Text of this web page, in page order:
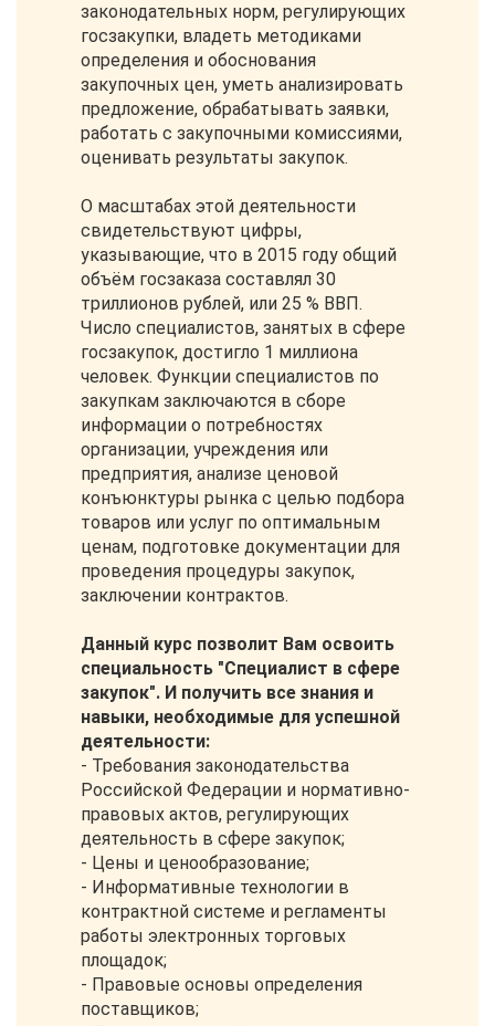
законодательных норм, регулирующих
госзакупки, владеть методиками
определения и обоснования
закупочных цен, уметь анализировать
предложение, обрабатывать заявки,
работать с закупочными комиссиями,
оценивать результаты закупок.
О масштабах этой деятельности
свидетельствуют цифры,
указывающие, что в 2015 году общий
объём госзаказа составлял 30
триллионов рублей, или 25 % ВВП.
Число специалистов, занятых в сфере
госзакупок, достигло 1 миллиона
человек. Функции специалистов по
закупкам заключаются в сборе
информации о потребностях
организации, учреждения или
предприятия, анализе ценовой
конъюнктуры рынка с целью подбора
товаров или услуг по оптимальным
ценам, подготовке документации для
проведения процедуры закупок,
заключении контрактов.
Данный курс позволит Вам освоить
специальность "Специалист в сфере
закупок". И получить все знания и
навыки, необходимые для успешной
деятельности:
- Требования законодательства
Российской Федерации и нормативно-
правовых актов, регулирующих
деятельность в сфере закупок;
- Цены и ценообразование;
- Информативные технологии в
контрактной системе и регламенты
работы электронных торговых
площадок;
- Правовые основы определения
поставщиков;